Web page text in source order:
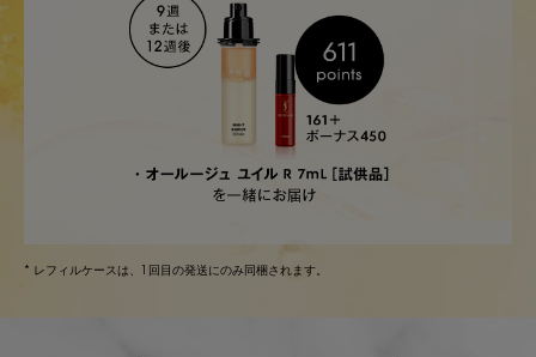
* レフィルケースは、1回目の発送にのみ同梱されます。